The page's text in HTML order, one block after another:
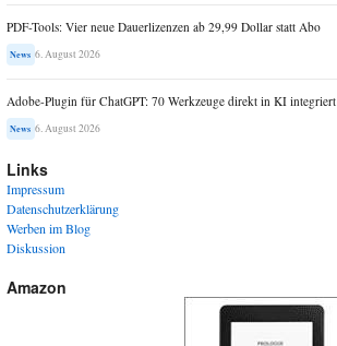
PDF-Tools: Vier neue Dauerlizenzen ab 29,99 Dollar statt Abo
News 6. August 2026
Adobe-Plugin für ChatGPT: 70 Werkzeuge direkt in KI integriert
News 6. August 2026
Links
Impressum
Datenschutzerklärung
Werben im Blog
Diskussion
Amazon